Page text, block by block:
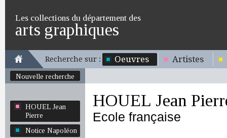
Les collections du département des
arts graphiques
Recherche sur : Oeuvres Artistes
Nouvelle recherche
HOUEL Jean
Pierre
Notice Napoléon
HOUEL Jean
Ecole française